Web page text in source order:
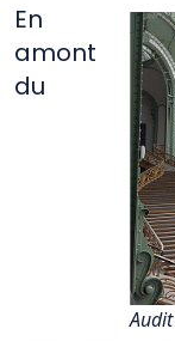
En
amont
du